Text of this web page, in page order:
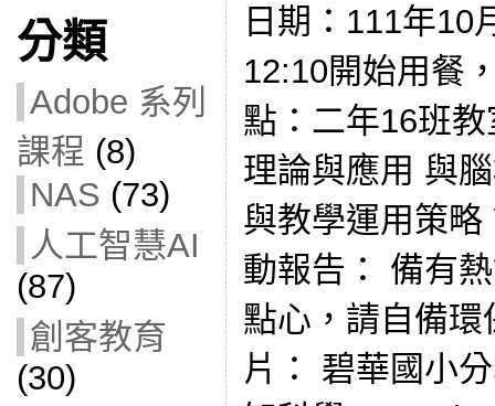
分類
Adobe 系列
課程 (8)
NAS (73)
人工智慧AI
(87)
創客教育
(30)
日期：111年10
12:10開始用餐
點：二年16班
理論與應用 與
與教學運用策
動報告： 備有
點心，請自備
片： 碧華國小